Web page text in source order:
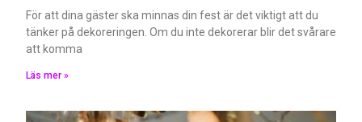
För att dina gäster ska minnas din fest är det viktigt att du
tänker på dekoreringen. Om du inte dekorerar blir det svårare
att komma
Läs mer »